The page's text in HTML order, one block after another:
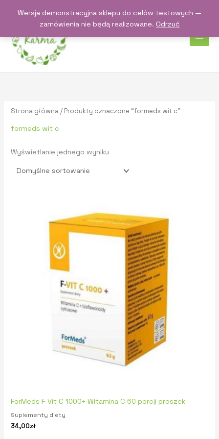
Wersja demonstracyjna sklepu do celów testowych —
zamówienia nie będą realizowane. Odrzuć
Strona główna / Produkty oznaczone “formeds wit c”
formeds wit c
Wyświetlanie jednego wyniku
ForMeds F-Vit C 1000+ Witamina C 60 porcji proszek
Suplementy diety
34,00zł